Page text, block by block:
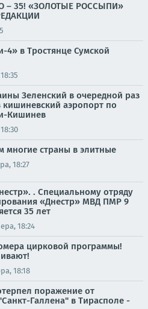
– 35! «ЗОЛОТЫЕ РОССЫПИ»
4» в Тростянце Сумской
Зеленский в очередной раз
кишиневский аэропорт по
Кишинев
страны в элитные
18:27
. Специальному отряду
«Днестр» МВД ПМР 9
35 лет
18:24
цирковой программы!
18:18
поражение от
Галлена" в Тирасполе -